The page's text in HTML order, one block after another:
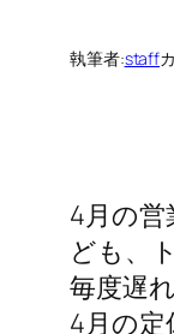
執筆者:staff
4月の営
ども、
毎度遅
4月の定